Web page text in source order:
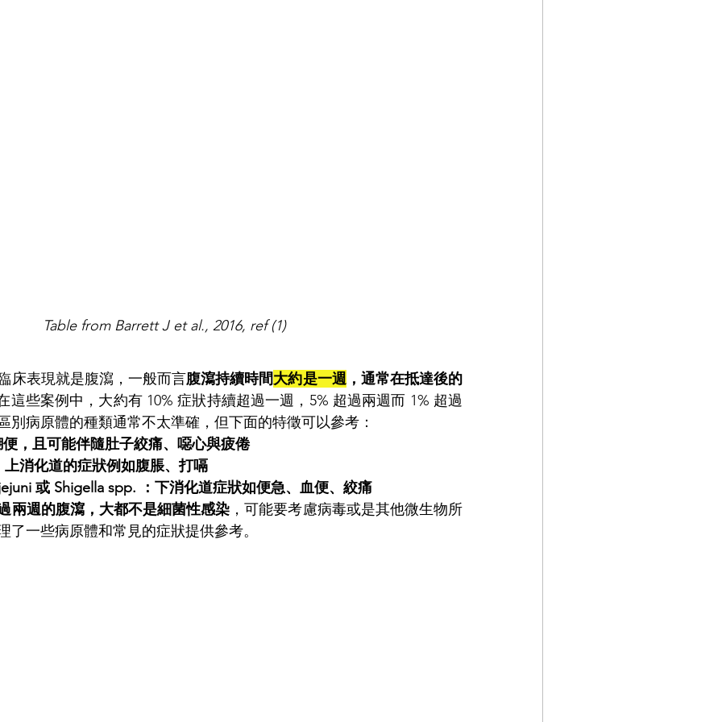
Table from Barrett J et al., 2016, ref (1)
床表現就是腹瀉，一般而言腹瀉持續時間大約是一週，通常在抵達後的
這些案例中，大約有 10% 症狀持續超過一週，5% 超過兩週而 1% 超過
別病原體的種類通常不太準確，但下面的特徵可以參考：
，且可能伴隨肚子絞痛、噁心與疲倦
上消化道的症狀例如腹脹、打嗝
或 Shigella spp. ：下消化道症狀如便急、血便、絞痛
兩週的腹瀉，大都不是細菌性感染 ，可能要考慮病毒或是其他微生物所
了一些病原體和常見的症狀提供參考。